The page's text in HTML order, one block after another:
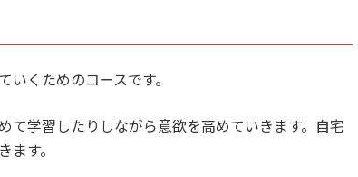
くためのコースです。
て学習したりしながら意欲を高めていきます。自宅
す。